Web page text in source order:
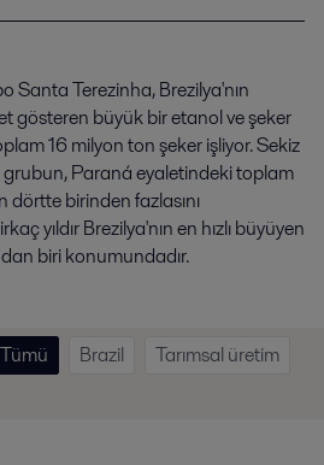
Santa Terezinha, Brezilya'nın
gösteren büyük bir etanol ve şeker
16 milyon ton şeker işliyor. Sekiz
Paraná eyaletindeki toplam
birinden fazlasını
yıldır Brezilya'nın en hızlı büyüyen
biri konumundadır.
Tümü Brazil
Tarımsal üretim